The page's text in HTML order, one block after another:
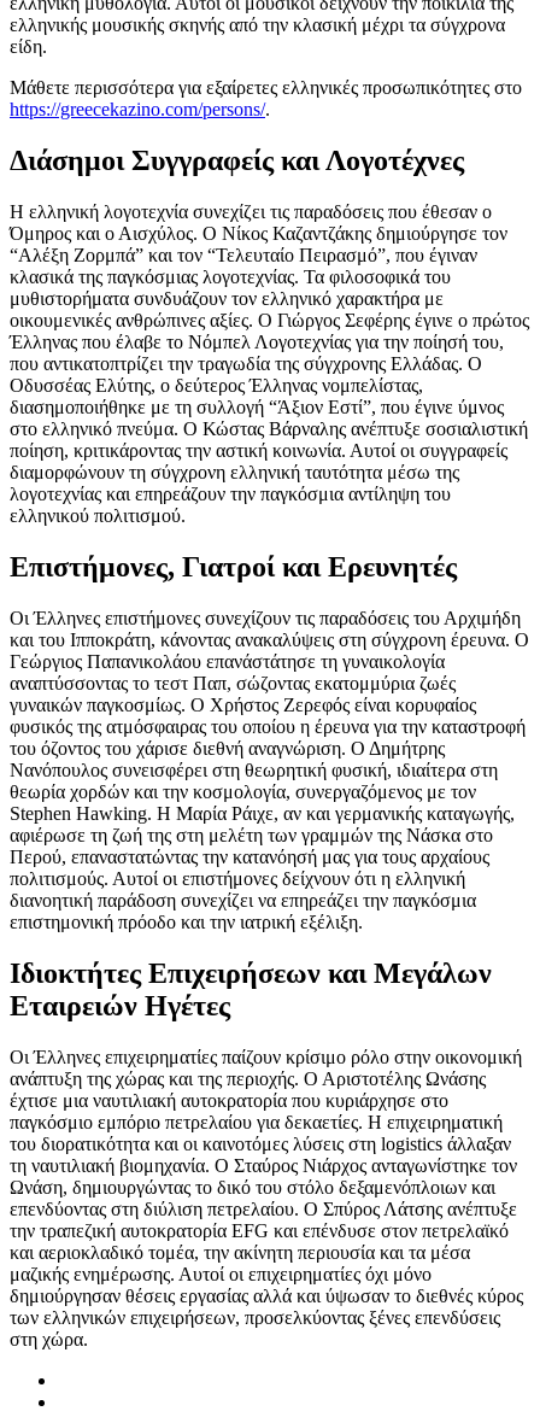
ελληνικής μουσικής σκηνής από την κλασική μέχρι τα σύγχρονα
είδη.
Μάθετε περισσότερα για εξαίρετες ελληνικές προσωπικότητες στο
https://greecekazino.com/persons/.
Διάσημοι Συγγραφείς και Λογοτέχνες
Η ελληνική λογοτεχνία συνεχίζει τις παραδόσεις που έθεσαν ο
Όμηρος και ο Αισχύλος. Ο Νίκος Καζαντζάκης δημιούργησε τον
“Αλέξη Ζορμπά” και τον “Τελευταίο Πειρασμό”, που έγιναν
κλασικά της παγκόσμιας λογοτεχνίας. Τα φιλοσοφικά του
μυθιστορήματα συνδυάζουν τον ελληνικό χαρακτήρα με
οικουμενικές ανθρώπινες αξίες. Ο Γιώργος Σεφέρης έγινε ο πρώτος
Έλληνας που έλαβε το Νόμπελ Λογοτεχνίας για την ποίησή του,
που αντικατοπτρίζει την τραγωδία της σύγχρονης Ελλάδας. Ο
Οδυσσέας Ελύτης, ο δεύτερος Έλληνας νομπελίστας,
διασημοποιήθηκε με τη συλλογή “Άξιον Εστί”, που έγινε ύμνος
στο ελληνικό πνεύμα. Ο Κώστας Βάρναλης ανέπτυξε σοσιαλιστική
ποίηση, κριτικάροντας την αστική κοινωνία. Αυτοί οι συγγραφείς
διαμορφώνουν τη σύγχρονη ελληνική ταυτότητα μέσω της
λογοτεχνίας και επηρεάζουν την παγκόσμια αντίληψη του
ελληνικού πολιτισμού.
Επιστήμονες, Γιατροί και Ερευνητές
Οι Έλληνες επιστήμονες συνεχίζουν τις παραδόσεις του Αρχιμήδη
και του Ιπποκράτη, κάνοντας ανακαλύψεις στη σύγχρονη έρευνα. Ο
Γεώργιος Παπανικολάου επανάστάτησε τη γυναικολογία
αναπτύσσοντας το τεστ Παπ, σώζοντας εκατομμύρια ζωές
γυναικών παγκοσμίως. Ο Χρήστος Ζερεφός είναι κορυφαίος
φυσικός της ατμόσφαιρας του οποίου η έρευνα για την καταστροφή
του όζοντος του χάρισε διεθνή αναγνώριση. Ο Δημήτρης
Νανόπουλος συνεισφέρει στη θεωρητική φυσική, ιδιαίτερα στη
θεωρία χορδών και την κοσμολογία, συνεργαζόμενος με τον
Stephen Hawking. Η Μαρία Ράιχε, αν και γερμανικής καταγωγής,
αφιέρωσε τη ζωή της στη μελέτη των γραμμών της Νάσκα στο
Περού, επαναστατώντας την κατανόησή μας για τους αρχαίους
πολιτισμούς. Αυτοί οι επιστήμονες δείχνουν ότι η ελληνική
διανοητική παράδοση συνεχίζει να επηρεάζει την παγκόσμια
επιστημονική πρόοδο και την ιατρική εξέλιξη.
Ιδιοκτήτες Επιχειρήσεων και Μεγάλων
Εταιρειών Ηγέτες
Οι Έλληνες επιχειρηματίες παίζουν κρίσιμο ρόλο στην οικονομική
ανάπτυξη της χώρας και της περιοχής. Ο Αριστοτέλης Ωνάσης
έχτισε μια ναυτιλιακή αυτοκρατορία που κυριάρχησε στο
παγκόσμιο εμπόριο πετρελαίου για δεκαετίες. Η επιχειρηματική
του διορατικότητα και οι καινοτόμες λύσεις στη logistics άλλαξαν
τη ναυτιλιακή βιομηχανία. Ο Σταύρος Νιάρχος ανταγωνίστηκε τον
Ωνάση, δημιουργώντας το δικό του στόλο δεξαμενόπλοιων και
επενδύοντας στη διύλιση πετρελαίου. Ο Σπύρος Λάτσης ανέπτυξε
την τραπεζική αυτοκρατορία EFG και επένδυσε στον πετρελαϊκό
και αεριοκλαδικό τομέα, την ακίνητη περιουσία και τα μέσα
μαζικής ενημέρωσης. Αυτοί οι επιχειρηματίες όχι μόνο
δημιούργησαν θέσεις εργασίας αλλά και ύψωσαν το διεθνές κύρος
των ελληνικών επιχειρήσεων, προσελκύοντας ξένες επενδύσεις
στη χώρα.